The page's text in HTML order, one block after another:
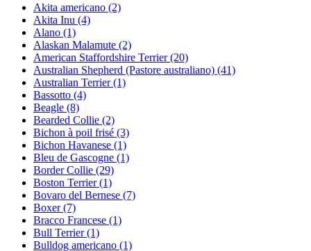
Akita americano (2)
Akita Inu (4)
Alano (1)
Alaskan Malamute (2)
American Staffordshire Terrier(20)
Australian Shepherd (Pastore australiano) (41)
Australian Terrier(1)
Bassotto (4)
Beagle (8)
Bearded Collie (2)
Bichon à poil frisé (3)
Bichon Havanese (1)
Bleu de Gascogne (1)
Border Collie (29)
Boston Terrier(1)
Bovaro del Bernese (7)
Boxer(7)
Bracco Francese (1)
Bull Terrier(1)
Bulldog americano (1)